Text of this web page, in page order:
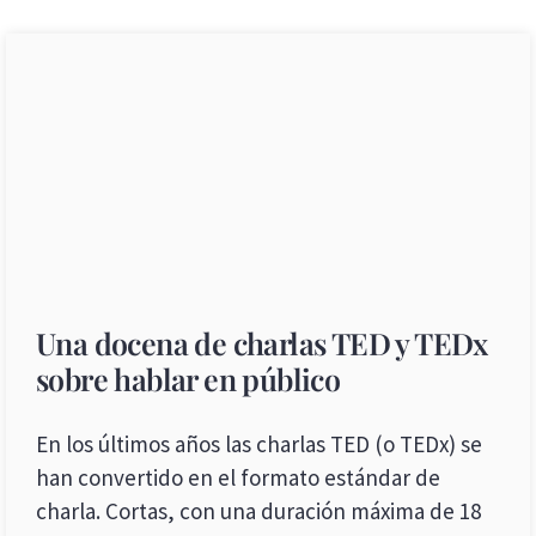
Una docena de charlas TED y TEDx
sobre hablar en público
En los últimos años las charlas TED (o TEDx) se
han convertido en el formato estándar de
charla. Cortas, con una duración máxima de 18